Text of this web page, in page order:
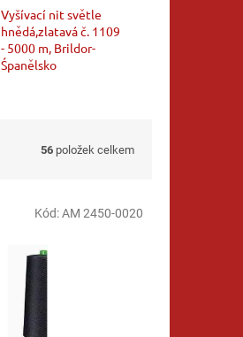
Vyšívací nit světle
hnědá,zlatavá č. 1109
- 5000 m, Brildor-
Śpanělsko
56 položek celkem
Kód:AM 2450-0020